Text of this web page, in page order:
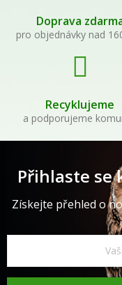
Doprava
pro objednávky nad
Recyklujeme
a podporujeme
Přihlaste se
Získejte přehled o